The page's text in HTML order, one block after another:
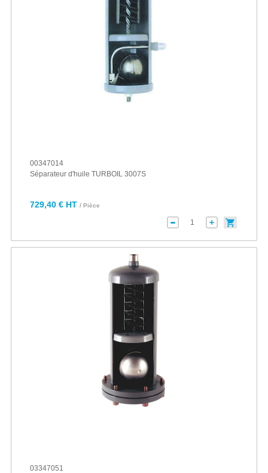
00347014
Séparateur d'huile TURBOIL 3007S
729,40 € HT / Pièce
03347051